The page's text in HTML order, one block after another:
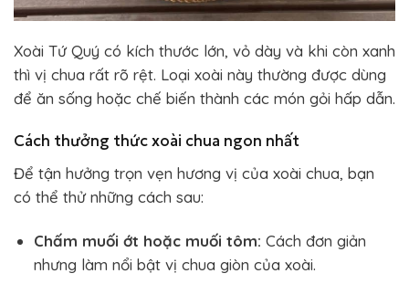
Xoài Tứ Quý có kích thước lớn, vỏ dày và khi còn xanh
thì vị chua rất rõ rệt. Loại xoài này thường được dùng
để ăn sống hoặc chế biến thành các món gỏi hấp dẫn.
Cách thưởng thức xoài chua ngon nhất
Để tận hưởng trọn vẹn hương vị của xoài chua, bạn
có thể thử những cách sau:
Chấm muối ớt hoặc muối tôm: Cách đơn giản
nhưng làm nổi bật vị chua giòn của xoài.